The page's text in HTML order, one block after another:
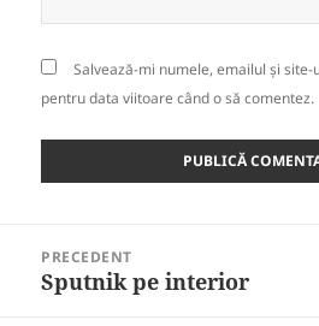
Salvează-mi numele, emailul și
pentru data viitoare când o să comentez.
articole
PRECEDENT
Articolul
Sputnik pe interior